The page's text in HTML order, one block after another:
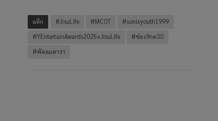
แท็ก #JisuLife #MCOT
#sonixyouth1999
#YEntertainAwards2025×JisuLife
#ช่อง9กด30
#พัดลมดารา